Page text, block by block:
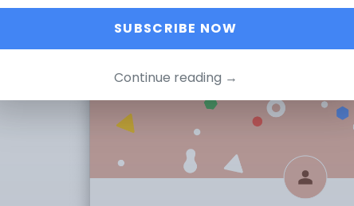
SUBSCRIBE NOW
Continue reading →